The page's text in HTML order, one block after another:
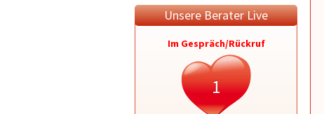
Unsere Berater Live
Im Gespräch/Rückruf
1